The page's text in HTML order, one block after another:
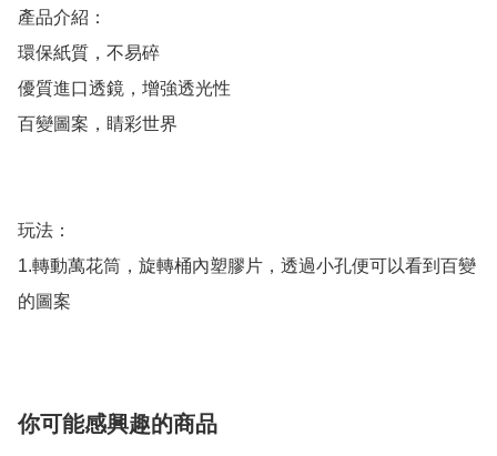
產品介紹：
環保紙質，不易碎
優質進口透鏡，增強透光性
百變圖案，睛彩世界
玩法：
1.轉動萬花筒，旋轉桶內塑膠片，透過小孔便可以看到百變
的圖案
你可能感興趣的商品